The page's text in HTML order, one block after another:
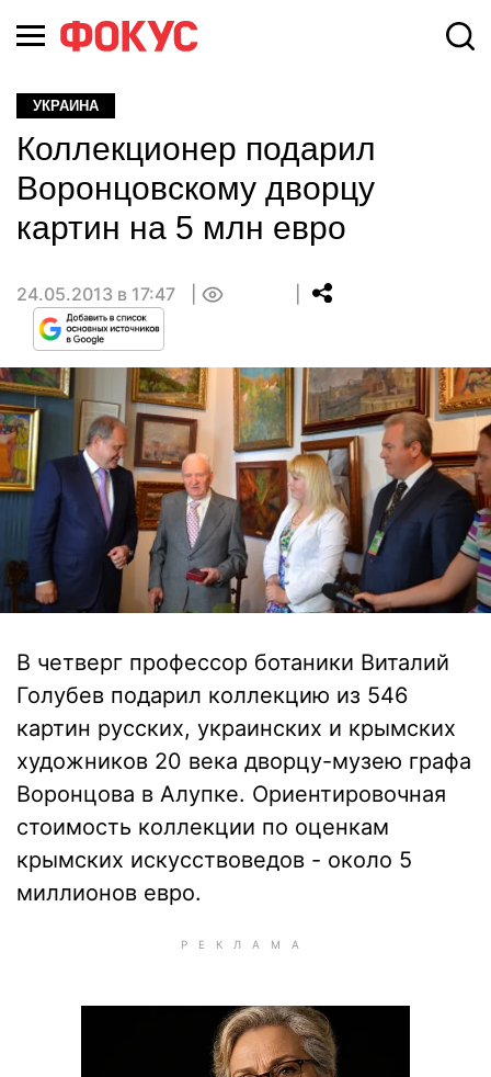
УКРАИНА
Коллекционер подарил
Воронцовскому дворцу
картин на 5 млн евро
24.05.2013 в 17:47
В четверг профессор ботаники Виталий
Голубев подарил коллекцию из 546
картин русских, украинских и крымских
художников 20 века дворцу-музею графа
Воронцова в Алупке. Ориентировочная
стоимость коллекции по оценкам
крымских искусствоведов - около 5
миллионов евро.